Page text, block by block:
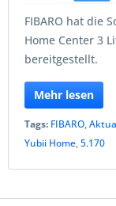
FIBARO hat die
Home Center 3
bereitgestellt.
Mehr lesen
Tags: FIBARO,
Yubii Home,5.170